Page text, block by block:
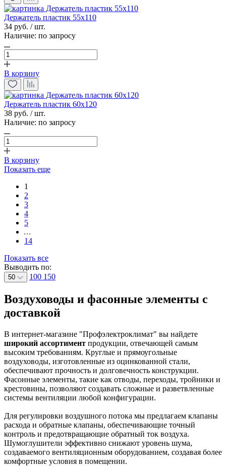
Держатель пластик 55х110
34 руб. / шт.
Наличие: по запросу
В корзину
Держатель пластик 60х120
38 руб. / шт.
Наличие: по запросу
В корзину
Показать еще
1
2
3
4
5
14
Показать все
Выводить по:
50 100 150
Воздуховоды и фасонные элементы с
доставкой
В интернет-магазине "Профэлектроклимат" вы найдете
широкий ассортимент продукции, отвечающей самым
высоким требованиям. Круглые и прямоугольные
воздуховоды, изготовленные из оцинкованной стали,
обеспечивают прочность и долговечность конструкции.
Фасонные элементы, такие как отводы, переходы, тройники и
крестовины, позволяют создавать сложные и разветвленные
системы вентиляции любой конфигурации.
Для регулировки воздушного потока мы предлагаем клапаны
расхода и обратные клапаны, обеспечивающие точный
контроль и предотвращающие обратный ток воздуха.
Шумоглушители эффективно снижают уровень шума,
создаваемого вентиляционным оборудованием, создавая более
комфортные условия в помещении.